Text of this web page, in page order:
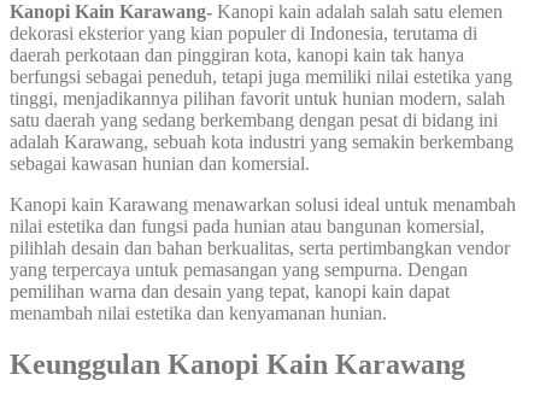
Kanopi Kain Karawang- Kanopi kain adalah salah satu elemen
dekorasi eksterior yang kian populer di Indonesia, terutama di
daerah perkotaan dan pinggiran kota, kanopi kain tak hanya
berfungsi sebagai peneduh, tetapi juga memiliki nilai estetika yang
tinggi, menjadikannya pilihan favorit untuk hunian modern, salah
satu daerah yang sedang berkembang dengan pesat di bidang ini
adalah Karawang, sebuah kota industri yang semakin berkembang
sebagai kawasan hunian dan komersial.
Kanopi kain Karawang menawarkan solusi ideal untuk menambah
nilai estetika dan fungsi pada hunian atau bangunan komersial,
pilihlah desain dan bahan berkualitas, serta pertimbangkan vendor
yang terpercaya untuk pemasangan yang sempurna. Dengan
pemilihan warna dan desain yang tepat, kanopi kain dapat
menambah nilai estetika dan kenyamanan hunian.
Keunggulan Kanopi Kain Karawang